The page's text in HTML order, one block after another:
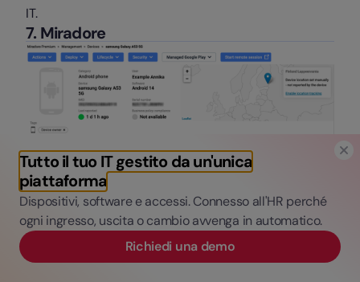
Tutto il tuo IT gestito da un'unica
piattaforma
Dispositivi, software e accessi. Connesso all'HR perché
ogni ingresso, uscita o cambio avvenga in automatico.
Richiedi una demo
IT.
7. Miradore